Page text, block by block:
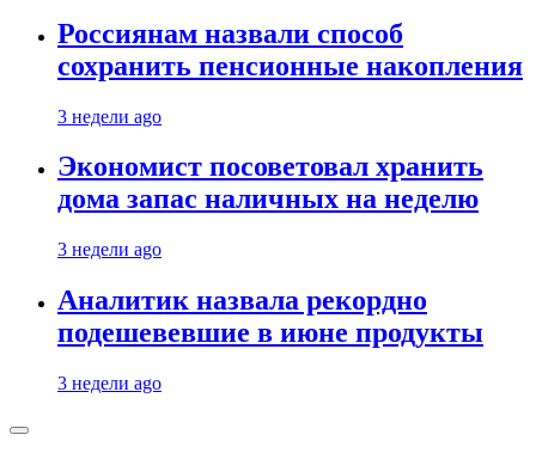
Россиянам назвали способ
сохранить пенсионные накопления
3 недели ago
Экономист посоветовал хранить
дома запас наличных на неделю
3 недели ago
Аналитик назвала рекордно
подешевевшие в июне продукты
3 недели ago